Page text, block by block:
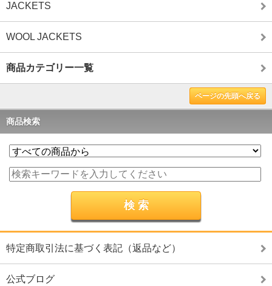
JACKETS
WOOL JACKETS
商品カテゴリー一覧
ページの先頭へ戻る
商品検索
特定商取引法に基づく表記（返品など）
公式ブログ